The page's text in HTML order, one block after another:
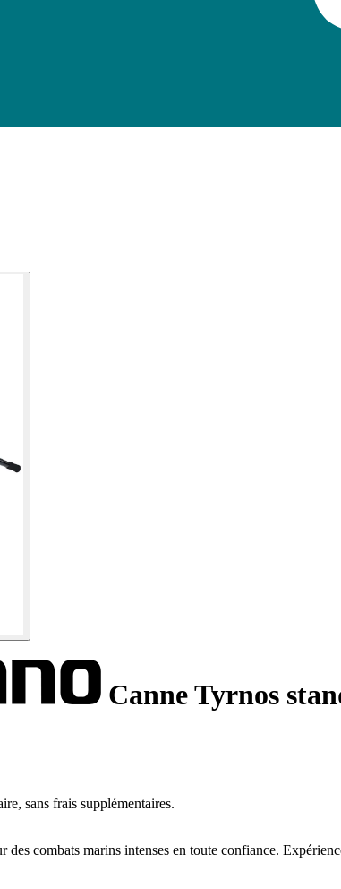
Canne Tyrnos
sans frais supplémentaires.
combats marins intenses en toute confiance.